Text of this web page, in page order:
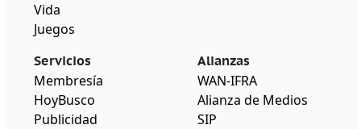
Vida
Juegos
Servicios
Membresía
HoyBusco
Publicidad
Alianzas
WAN-IFRA
Alianza de Medios
SIP